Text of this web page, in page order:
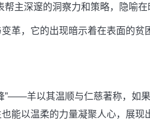
帮主深邃的洞察力和策略，隐喻
革，它的出现暗示着在表面的
”——羊以其温顺与仁慈著称，如
能以温柔的力量凝聚人心，展现